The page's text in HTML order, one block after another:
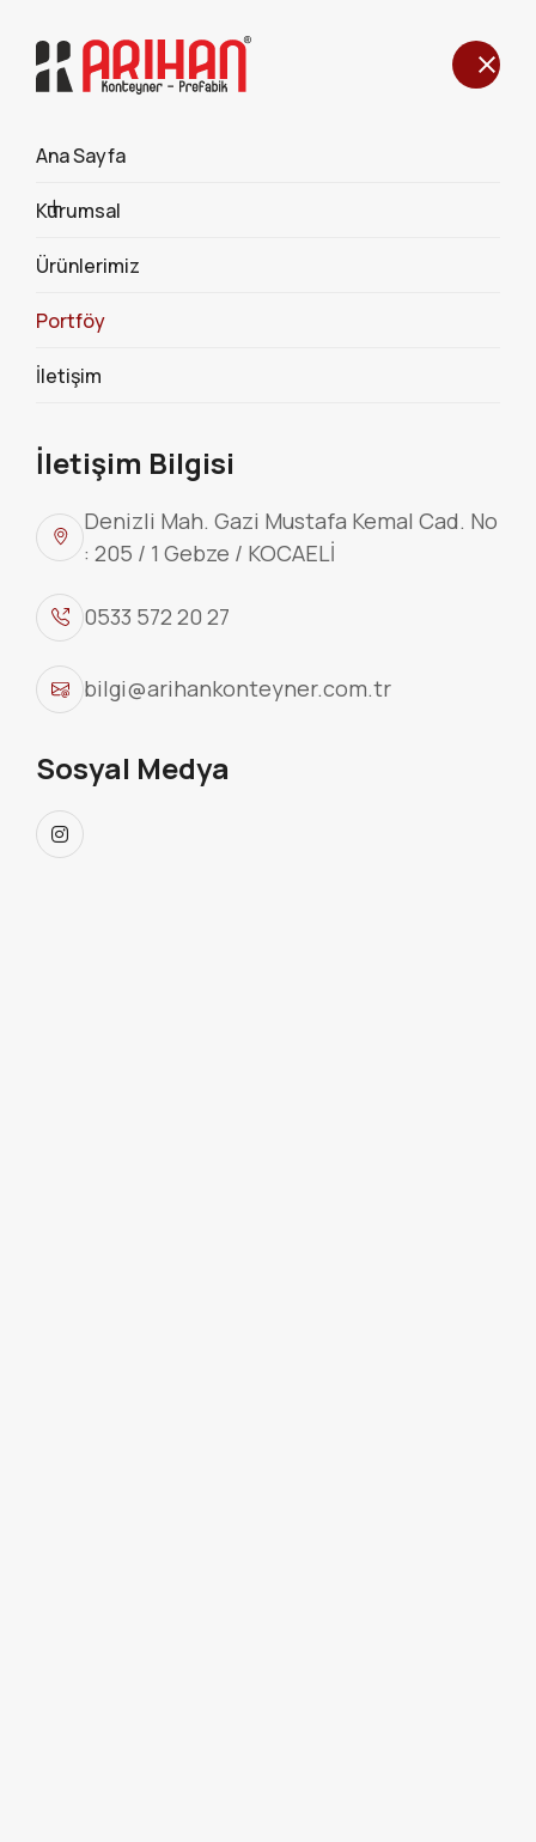
Ana Sayfa
Kurumsal
Ürünlerimiz
Portföy
İletişim
İletişim Bilgisi
Denizli Mah. Gazi Mustafa Kemal Cad. No
: 205 / 1 Gebze / KOCAELİ
0533 572 20 27
bilgi@arihankonteyner.com.tr
Sosyal Medya
Portföy
AnasayfaPortföy